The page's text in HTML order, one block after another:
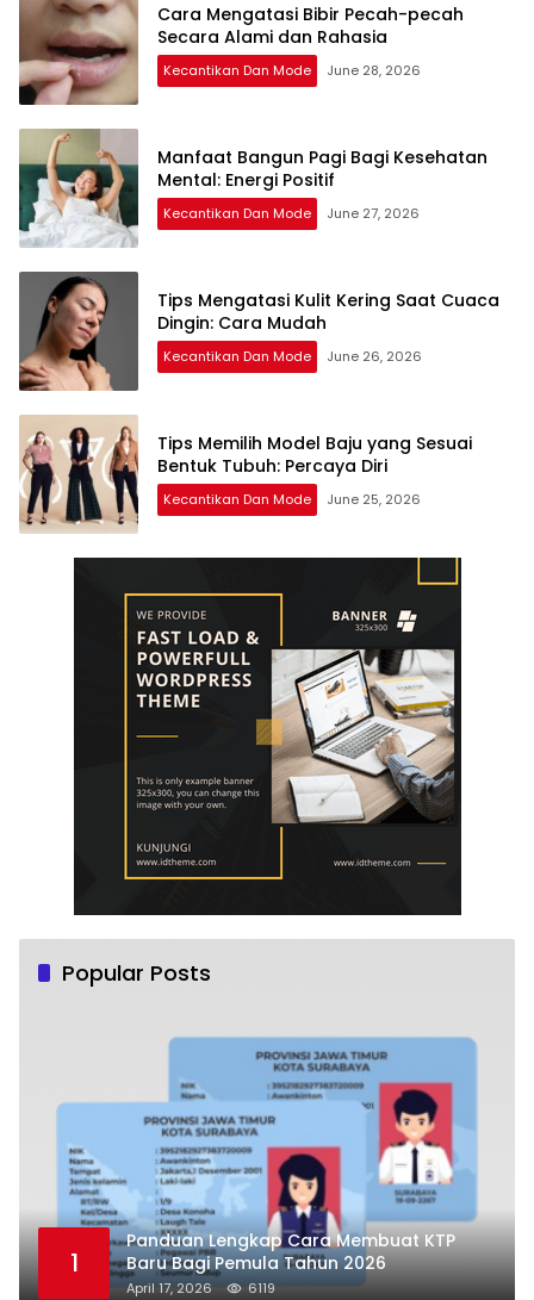
Cara Mengatasi Bibir Pecah-pecah
Secara Alami dan Rahasia
Kecantikan Dan Mode June 28, 2026
Manfaat Bangun Pagi Bagi Kesehatan
Mental: Energi Positif
Kecantikan Dan Mode June 27, 2026
Tips Mengatasi Kulit Kering Saat Cuaca
Dingin: Cara Mudah
Kecantikan Dan Mode June 26, 2026
Tips Memilih Model Baju yang Sesuai
Bentuk Tubuh: Percaya Diri
Kecantikan Dan Mode June 25, 2026
Popular Posts
1
Panduan Lengkap Cara Membuat KTP
Baru Bagi Pemula Tahun 2026
April 17, 2026 6119